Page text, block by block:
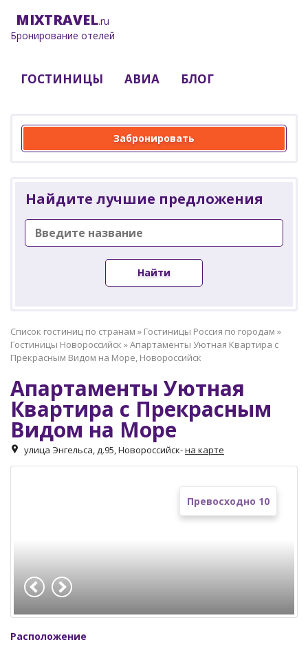
MIXTRAVEL.ru
Бронирование отелей
ГОСТИНИЦЫ АВИА БЛОГ
Забронировать
Найдите лучшие предложения
Найти
Список гостиниц по странам » Гостиницы Россия по городам »
Гостиницы Новороссийск »Апартаменты Уютная Квартира с
Прекрасным Видом на Море, Новороссийск
Апартаменты Уютная
Квартира с Прекрасным
Видом на Море
улица Энгельса, д.95, Новороссийск-на карте
Превосходно 10
Расположение